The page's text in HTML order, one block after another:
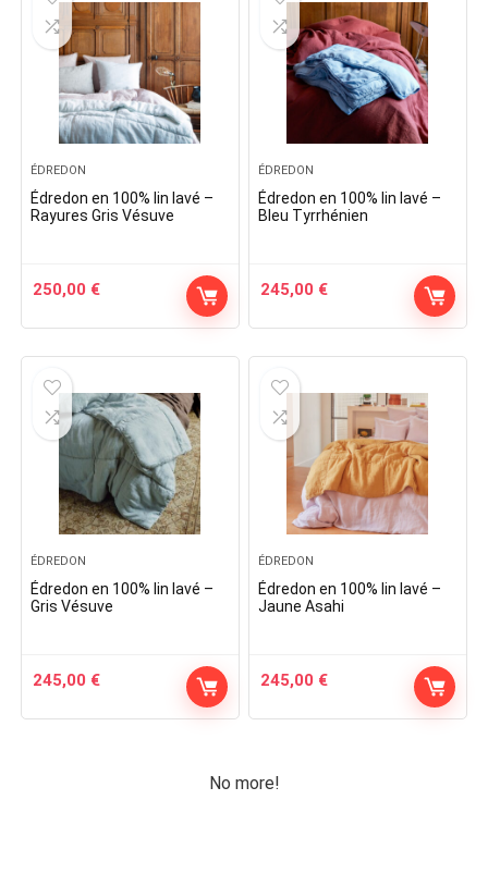
ÉDREDON
Édredon en 100% lin lavé –
Rayures Gris Vésuve
250,00 €
ÉDREDON
Édredon en 100% lin lavé –
Bleu Tyrrhénien
245,00 €
ÉDREDON
Édredon en 100% lin lavé –
Gris Vésuve
245,00 €
ÉDREDON
Édredon en 100% lin lavé –
Jaune Asahi
245,00 €
No more!